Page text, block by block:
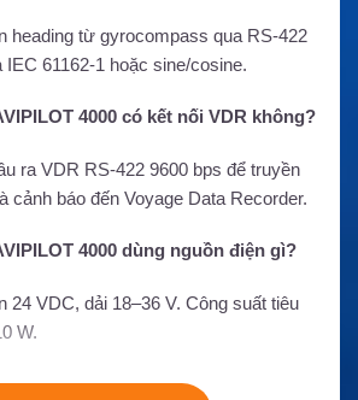
heading từ gyrocompass qua RS-422
61162-1 hoặc sine/cosine.
4000 có kết nối VDR không?
ra VDR RS-422 9600 bps để truyền
cảnh báo đến Voyage Data Recorder.
4000 dùng nguồn điện gì?
24 VDC, dải 18–36 V. Công suất tiêu
W.